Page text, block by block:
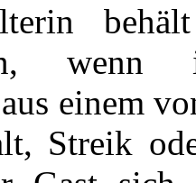
einem
Streik